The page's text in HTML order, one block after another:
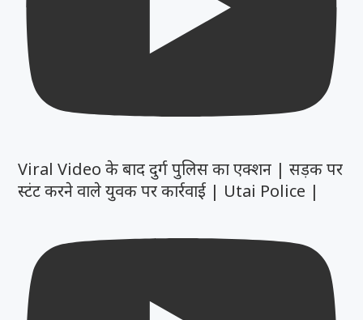
Viral Video के बाद दुर्ग पुलिस का एक्शन | सड़क पर
स्टंट करने वाले युवक पर कार्रवाई | Utai Police |